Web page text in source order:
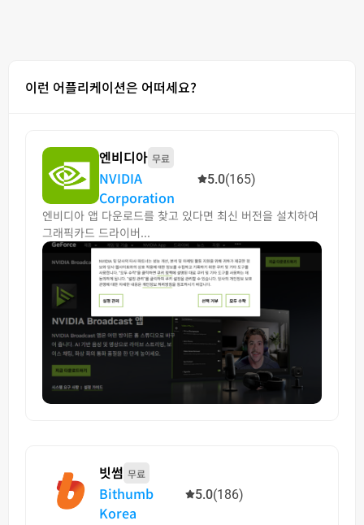
이런 어플리케이션은 어떠세요?
엔비디아 무료
NVIDIA
Corporation
5.0(165)
엔비디아 앱 다운로드를 찾고 있다면 최신 버전을 설치하여
그래픽카드 드라이버...
빗썸 무료
Bithumb
Korea
5.0(186)